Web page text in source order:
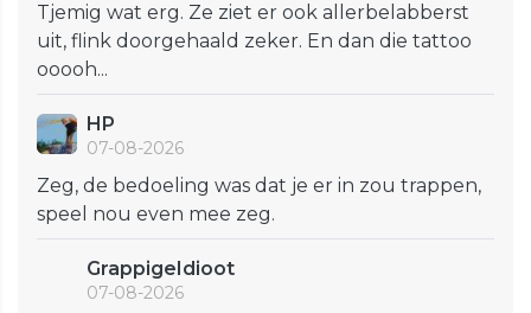
Tjemig wat erg. Ze ziet er ook allerbelabberst
uit, flink doorgehaald zeker. En dan die tattoo
ooooh...
HP
07-08-2026
Zeg, de bedoeling was dat je er in zou trappen,
speel nou even mee zeg.
GrappigeIdioot
07-08-2026